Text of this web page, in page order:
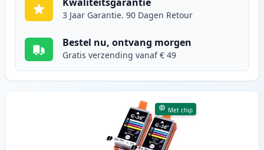
3 Jaar Garantie. 90 Dagen Retour
Bestel nu, ontvang morgen
Gratis verzending vanaf € 49
Met chip